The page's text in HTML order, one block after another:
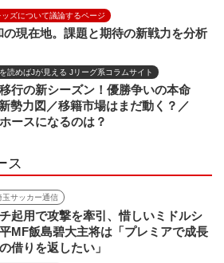
ズについて議論するページ
現在地。課題と期待の新戦力を分析
読めばJが見える Jリーグ系コラムサイト
行の新シーズン！優勝争いの本命
勢力図／移籍市場はまだ動く？／
ースになるのは？
ス
玉サッカー通信
チ起用で攻撃を牽引、惜しいミドルシ
MF飯島碧大主将は「プレミアで成長
借りを返したい」